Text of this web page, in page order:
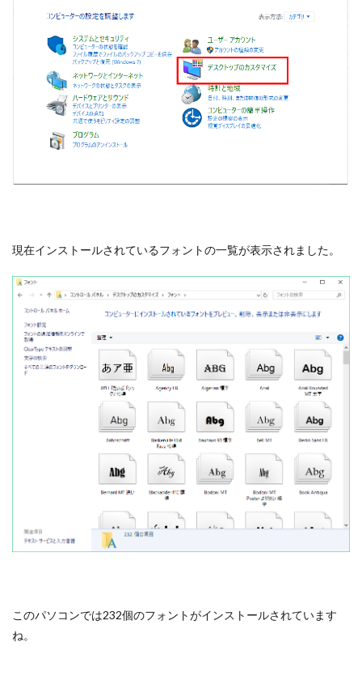
現在インストールされているフォントの一覧が表示されました。
このパソコンでは232個のフォントがインストールされています
ね。